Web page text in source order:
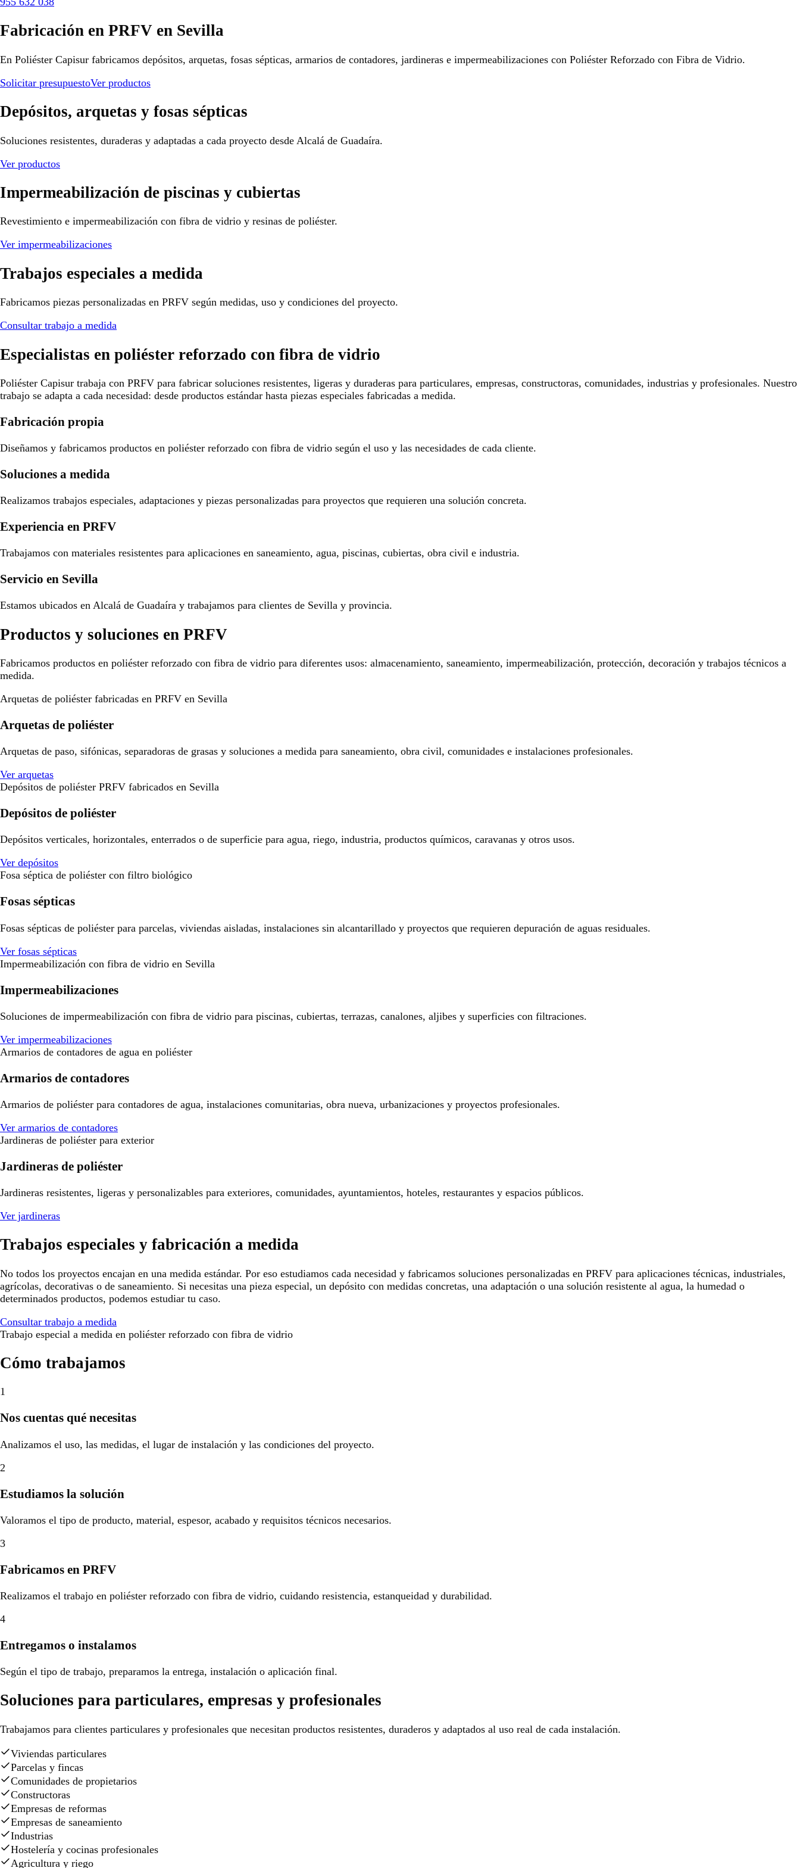
Fabricación en PRFV en Sevilla
En Poliéster Capisur fabricamos depósitos, arquetas, fosas sépticas, armarios de contadores, jardineras e impermeabilizaciones con Poliéster Reforzado con Fibra de Vidrio.
Solicitar presupuestoVer productos
Depósitos, arquetas y fosas sépticas
Soluciones resistentes, duraderas y adaptadas a cada proyecto desde Alcalá de Guadaíra.
Ver productos
Impermeabilización de piscinas y cubiertas
Revestimiento e impermeabilización con fibra de vidrio y resinas de poliéster.
Ver impermeabilizaciones
Trabajos especiales a medida
Fabricamos piezas personalizadas en PRFV según medidas, uso y condiciones del proyecto.
Consultar trabajo a medida
Especialistas en poliéster reforzado con fibra de vidrio
Poliéster Capisur trabaja con PRFV para fabricar soluciones resistentes, ligeras y duraderas para particulares, empresas, constructoras, comunidades, industrias y profesionales. Nuestro
trabajo se adapta a cada necesidad: desde productos estándar hasta piezas especiales fabricadas a medida.
Fabricación propia
Diseñamos y fabricamos productos en poliéster reforzado con fibra de vidrio según el uso y las necesidades de cada cliente.
Soluciones a medida
Realizamos trabajos especiales, adaptaciones y piezas personalizadas para proyectos que requieren una solución concreta.
Experiencia en PRFV
Trabajamos con materiales resistentes para aplicaciones en saneamiento, agua, piscinas, cubiertas, obra civil e industria.
Servicio en Sevilla
Estamos ubicados en Alcalá de Guadaíra y trabajamos para clientes de Sevilla y provincia.
Productos y soluciones en PRFV
Fabricamos productos en poliéster reforzado con fibra de vidrio para diferentes usos: almacenamiento, saneamiento, impermeabilización, protección, decoración y trabajos técnicos a
medida.
Arquetas de poliéster fabricadas en PRFV en Sevilla
Arquetas de poliéster
Arquetas de paso, sifónicas, separadoras de grasas y soluciones a medida para saneamiento, obra civil, comunidades e instalaciones profesionales.
Ver arquetas
Depósitos de poliéster PRFV fabricados en Sevilla
Depósitos de poliéster
Depósitos verticales, horizontales, enterrados o de superficie para agua, riego, industria, productos químicos, caravanas y otros usos.
Ver depósitos
Fosa séptica de poliéster con filtro biológico
Fosas sépticas
Fosas sépticas de poliéster para parcelas, viviendas aisladas, instalaciones sin alcantarillado y proyectos que requieren depuración de aguas residuales.
Ver fosas sépticas
Impermeabilización con fibra de vidrio en Sevilla
Impermeabilizaciones
Soluciones de impermeabilización con fibra de vidrio para piscinas, cubiertas, terrazas, canalones, aljibes y superficies con filtraciones.
Ver impermeabilizaciones
Armarios de contadores de agua en poliéster
Armarios de contadores
Armarios de poliéster para contadores de agua, instalaciones comunitarias, obra nueva, urbanizaciones y proyectos profesionales.
Ver armarios de contadores
Jardineras de poliéster para exterior
Jardineras de poliéster
Jardineras resistentes, ligeras y personalizables para exteriores, comunidades, ayuntamientos, hoteles, restaurantes y espacios públicos.
Ver jardineras
Trabajos especiales y fabricación a medida
No todos los proyectos encajan en una medida estándar. Por eso estudiamos cada necesidad y fabricamos soluciones personalizadas en PRFV para aplicaciones técnicas, industriales,
agrícolas, decorativas o de saneamiento. Si necesitas una pieza especial, un depósito con medidas concretas, una adaptación o una solución resistente al agua, la humedad o
determinados productos, podemos estudiar tu caso.
Consultar trabajo a medida
Trabajo especial a medida en poliéster reforzado con fibra de vidrio
Cómo trabajamos
1
Nos cuentas qué necesitas
Analizamos el uso, las medidas, el lugar de instalación y las condiciones del proyecto.
2
Estudiamos la solución
Valoramos el tipo de producto, material, espesor, acabado y requisitos técnicos necesarios.
3
Fabricamos en PRFV
Realizamos el trabajo en poliéster reforzado con fibra de vidrio, cuidando resistencia, estanqueidad y durabilidad.
4
Entregamos o instalamos
Según el tipo de trabajo, preparamos la entrega, instalación o aplicación final.
Soluciones para particulares, empresas y profesionales
Trabajamos para clientes particulares y profesionales que necesitan productos resistentes, duraderos y adaptados al uso real de cada instalación.
Viviendas particulares
Parcelas y fincas
Comunidades de propietarios
Constructoras
Empresas de reformas
Empresas de saneamiento
Industrias
Hostelería y cocinas profesionales
Agricultura y riego